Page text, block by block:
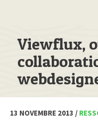
Viewflux,
13 NOVEMBRE 2013 /